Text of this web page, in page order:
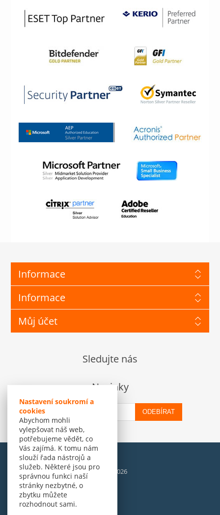
Nastavení soukromí a
cookies
Abychom mohli
vylepšovat náš web,
potřebujeme vědět, co
Vás zajímá. K tomu nám
slouží řada nástrojů a
služeb. Některé jsou pro
správnou funkci naší
stránky nezbytné, o
zbytku můžete
rozhodnout sami.
Informace
Informace
Můj účet
Sledujte nás
Novinky
ODEBÍRAT
© Amenit Software Solutions, 1998 - 2026
Powered bynopCommerce